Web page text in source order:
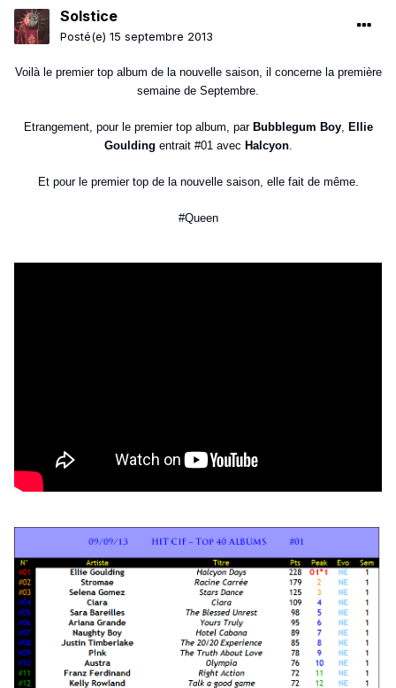
Solstice
Posté(e) 15 septembre 2013
Voilà le premier top album de la nouvelle saison, il concerne la première
semaine de Septembre.
Etrangement, pour le premier top album, par Bubblegum Boy, Ellie
Goulding entrait #01 avec Halcyon.
Et pour le premier top de la nouvelle saison, elle fait de même.
#Queen